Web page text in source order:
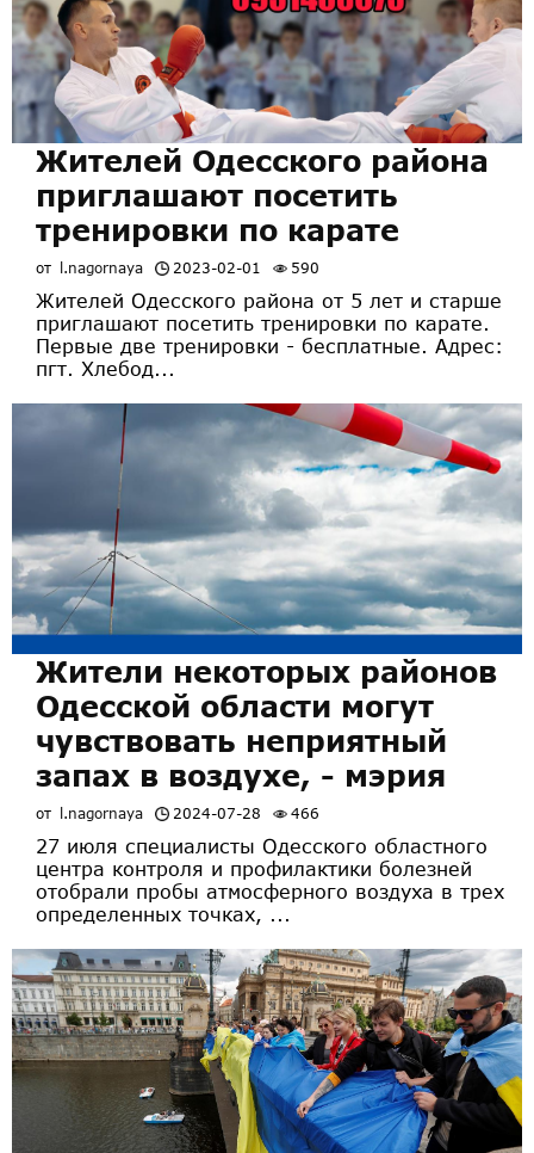
Жителей Одесского района
приглашают посетить
тренировки по карате
от l.nagornaya 2023-02-01 590
Жителей Одесского района от 5 лет и старше
приглашают посетить тренировки по карате.
Первые две тренировки - бесплатные. Адрес:
пгт. Хлебод...
Жители некоторых районов
Одесской области могут
чувствовать неприятный
запах в воздухе, - мэрия
от l.nagornaya 2024-07-28 466
27 июля специалисты Одесского областного
центра контроля и профилактики болезней
отобрали пробы атмосферного воздуха в трех
определенных точках, ...